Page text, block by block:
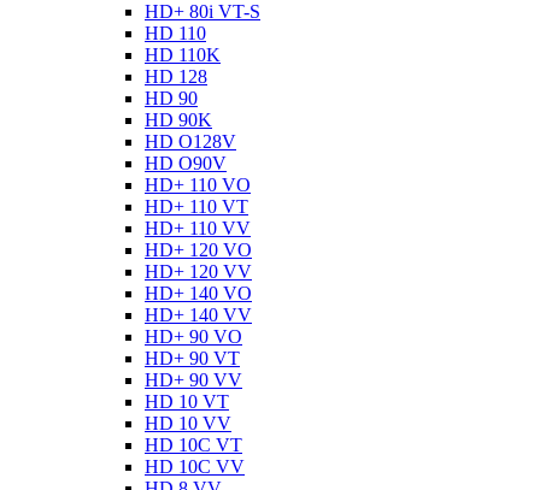
HD+ 80i VT-S
HD 110
HD 110K
HD 128
HD 90
HD 90K
HD O128V
HD O90V
HD+ 110 VO
HD+ 110 VT
HD+ 110 VV
HD+ 120 VO
HD+ 120 VV
HD+ 140 VO
HD+ 140 VV
HD+ 90 VO
HD+ 90 VT
HD+ 90 VV
HD 10 VT
HD 10 VV
HD 10C VT
HD 10C VV